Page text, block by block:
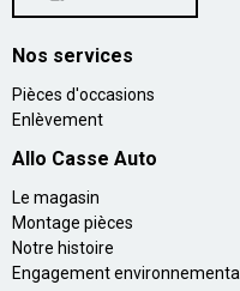
Nos services
Pièces d'occasions
Enlèvement
Allo Casse Auto
Le magasin
Montage pièces
Notre histoire
Engagement environnemental